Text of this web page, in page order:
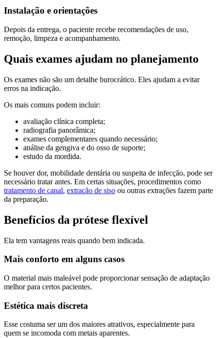
Instalação e orientações
Depois da entrega, o paciente recebe recomendações de uso,
remoção, limpeza e acompanhamento.
Quais exames ajudam no planejamento
Os exames não são um detalhe burocrático. Eles ajudam a evitar
erros na indicação.
Os mais comuns podem incluir:
avaliação clínica completa;
radiografia panorâmica;
exames complementares quando necessário;
análise da gengiva e do osso de suporte;
estudo da mordida.
Se houver dor, mobilidade dentária ou suspeita de infecção, pode ser
necessário tratar antes. Em certas situações, procedimentos como
tratamento de canal, extração de siso ou outras extrações fazem parte
da preparação.
Benefícios da prótese flexível
Ela tem vantagens reais quando bem indicada.
Mais conforto em alguns casos
O material mais maleável pode proporcionar sensação de adaptação
melhor para certos pacientes.
Estética mais discreta
Esse costuma ser um dos maiores atrativos, especialmente para
quem se incomoda com metais aparentes.